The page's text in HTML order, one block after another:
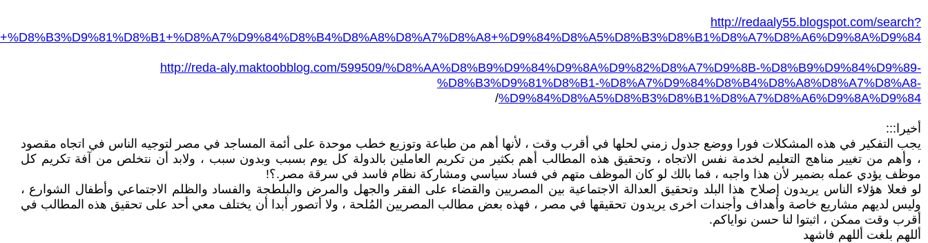
http://redaaly55.blogspot.com/search?
http://reda-aly.maktoobblog.com/599509/%D8%AA%D8%B9%D9%84%D9%8A%D9%82%D8%A7%D9%8B-%D8%B9%D9%84%D9%89-
%D8%B3%D9%81%D8%B1-%D8%A7%D9%84%D8%B4%D8%A8%D8%A7%D8%A8-
%D9%84%D8%A5%D8%B3%D8%B1%D8%A7%D8%A6%D9%8A%D9%84
/
أخيرا:::
يجب التفكير في هذه المشكلات فورا ووضع جدول زمني لحلها في أقرب وقت ، لأنها أهم من طباعة وتوزيع خطب موحدة على أئمة المساجد في مصر لتوجيه الناس في اتجاه مقصود
، وأهم من تغيير مناهج التعليم لخدمة نفس الاتجاه ، وتحقيق هذه المطالب أهم بكثير من تكريم العاملين بالدولة كل يوم بسبب وبدون سبب ، ولابد أن نتخلص من آفة تكريم كل
موظف يؤدي عمله بضمير لأن هذا واجبه ، فما بالك لو كان الموظف متهم في فساد سياسي ومشاركة نظام فاسد في سرقة مصر.؟!
لو فعلا هؤلاء الناس يريدون إصلاح هذا البلد وتحقيق العدالة الاجتماعية بين المصريين والقضاء على الفقر والجهل والمرض والبلطجة والفساد والظلم الاجتماعي وأطفال الشوارع ،
وليس لديهم مشاريع خاصة وأهداف وأجندات اخرى يريدون تحقيقها في مصر ، فهذه بعض مطالب المصريين المُلحة ، ولا أتصور أبدا أن يختلف معي أحد على تحقيق هذه المطالب في
أقرب وقت ممكن ، اثبتوا لنا حسن نواياكم.
أللهم بلغت أللهم فاشهد